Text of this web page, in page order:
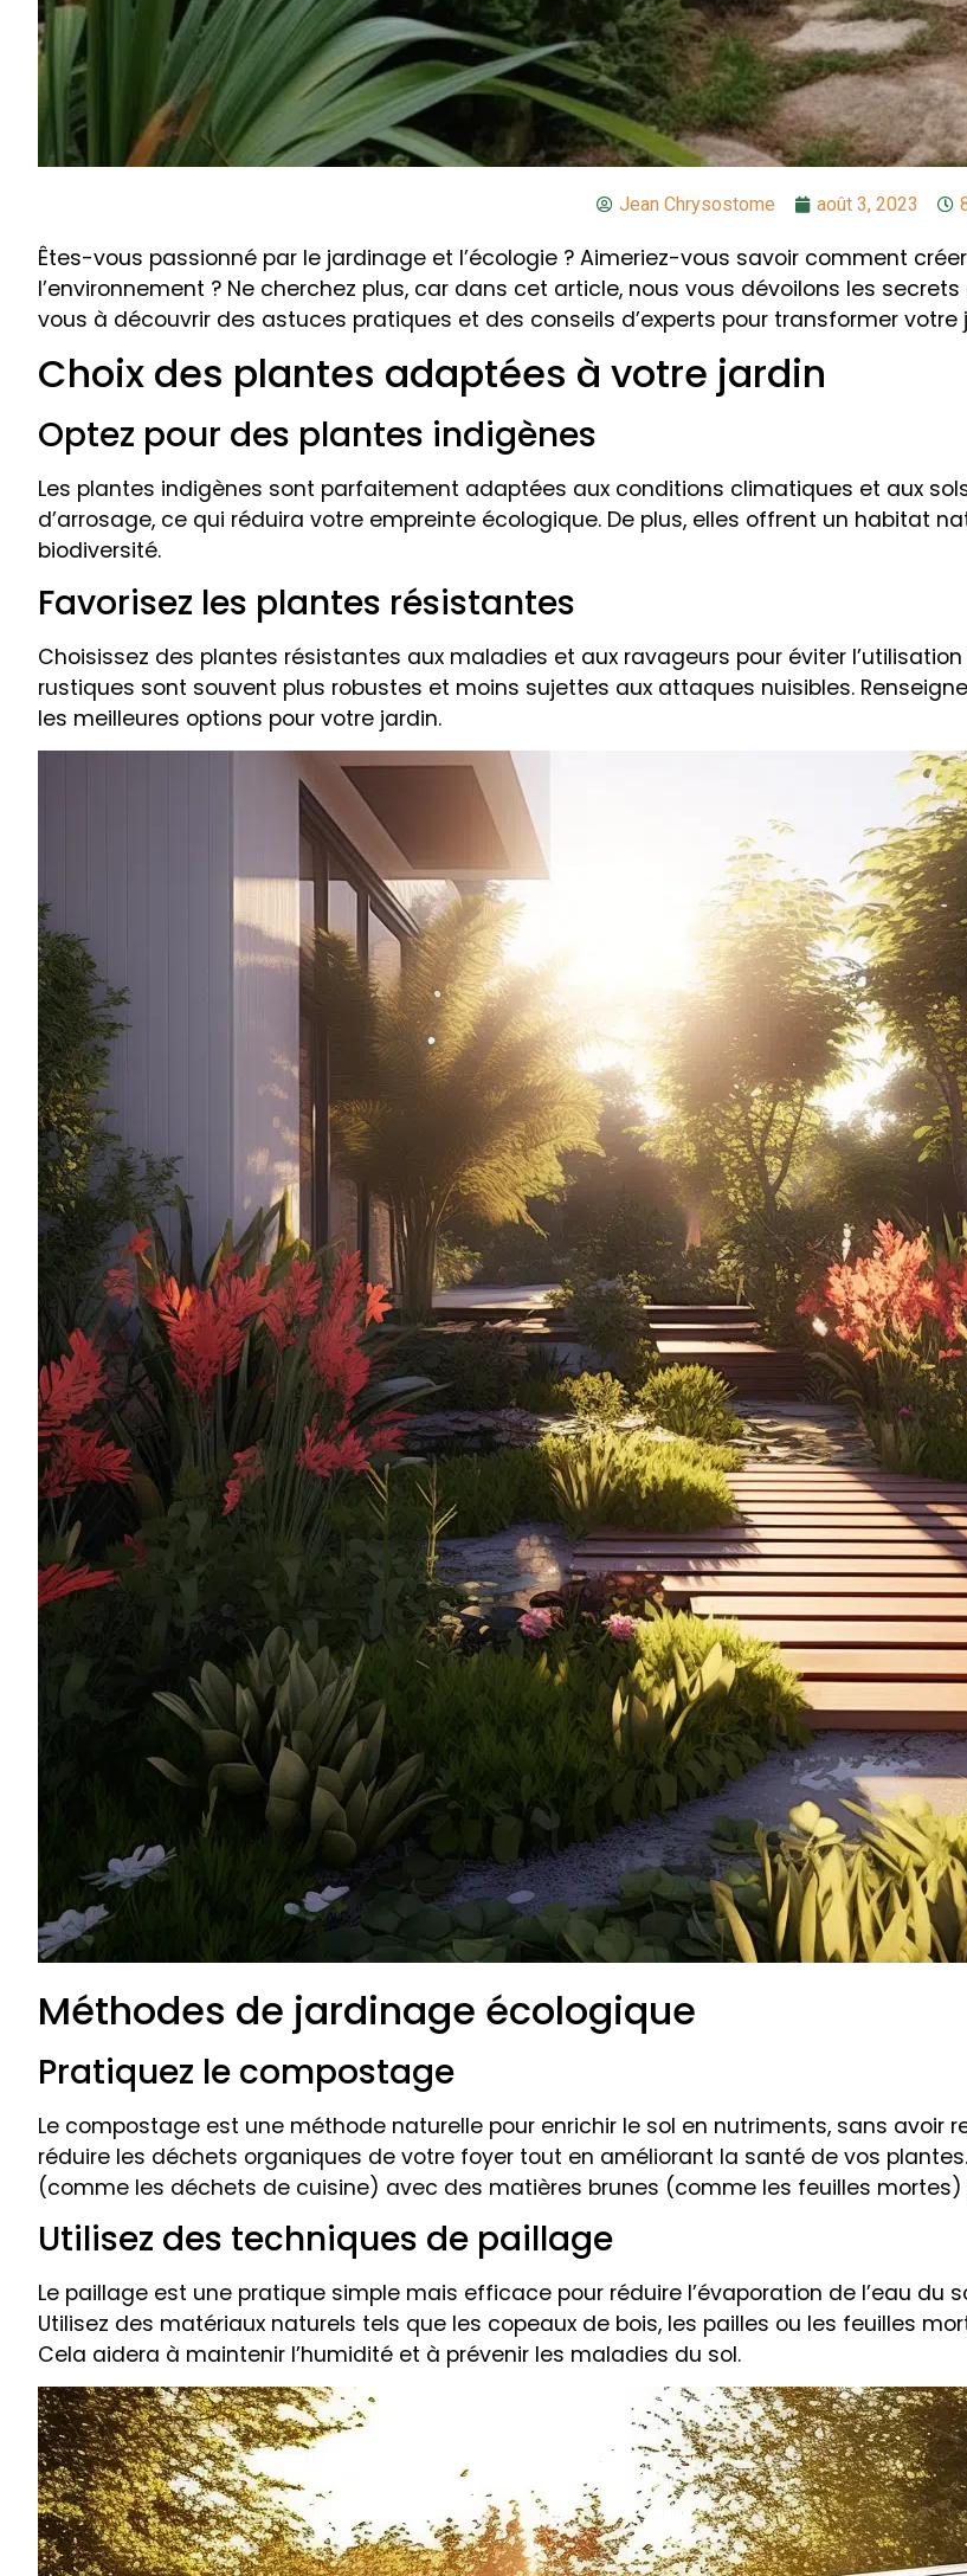
Jean Chrysostome août 3, 2023
Êtes-vous passionné par le jardinage et l’écologie ? Aimeriez-vous savoir comment
l’environnement ? Ne cherchez plus, car dans cet article, nous vous dévoilons les
vous à découvrir des astuces pratiques et des conseils d’experts pour transformer
Choix des plantes adaptées à votre jardin
Optez pour des plantes indigènes
Les plantes indigènes sont parfaitement adaptées aux conditions climatiques et aux
d’arrosage, ce qui réduira votre empreinte écologique. De plus, elles offrent un habitat
biodiversité.
Favorisez les plantes résistantes
Choisissez des plantes résistantes aux maladies et aux ravageurs pour éviter
rustiques sont souvent plus robustes et moins sujettes aux attaques nuisibles.
les meilleures options pour votre jardin.
Méthodes de jardinage écologique
Pratiquez le compostage
Le compostage est une méthode naturelle pour enrichir le sol en nutriments, sans avoir
réduire les déchets organiques de votre foyer tout en améliorant la santé de vos
(comme les déchets de cuisine) avec des matières brunes (comme les feuilles
Utilisez des techniques de paillage
Le paillage est une pratique simple mais efficace pour réduire l’évaporation de l’eau
Utilisez des matériaux naturels tels que les copeaux de bois, les pailles ou les feuilles
Cela aidera à maintenir l’humidité et à prévenir les maladies du sol.